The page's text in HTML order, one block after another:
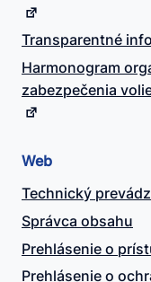
Transparentné
Harmonogram
zabezpečenia
Web
Technický
Správca obsahu
Prehlásenie o
Prehlásenie o